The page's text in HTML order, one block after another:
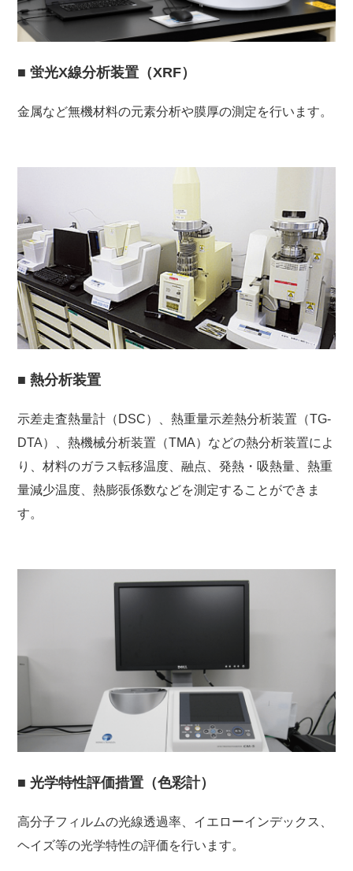
■ 蛍光X線分析装置（XRF）
金属など無機材料の元素分析や膜厚の測定を行います。
■ 熱分析装置
示差走査熱量計（DSC）、熱重量示差熱分析装置（TG-
DTA）、熱機械分析装置（TMA）などの熱分析装置によ
り、材料のガラス転移温度、融点、発熱・吸熱量、熱重
量減少温度、熱膨張係数などを測定することができま
す。
■ 光学特性評価措置（色彩計）
高分子フィルムの光線透過率、イエローインデックス、
ヘイズ等の光学特性の評価を行います。